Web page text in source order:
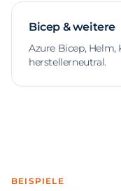
Bicep & weitere
Azure Bicep, Helm,
herstellerneutral.
BEISPIELE